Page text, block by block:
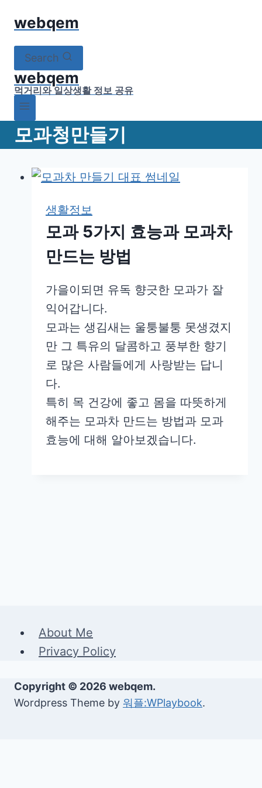
content
webqem
Search
webqem
먹거리와 일상생활 정보 공유
모과청만들기
생활정보
모과 5가지 효능과 모과차
만드는 방법
가을이되면 유독 향긋한 모과가 잘
익어갑니다.
모과는 생김새는 울퉁불퉁 못생겼지
만 그 특유의 달콤하고 풍부한 향기
로 많은 사람들에게 사랑받는 답니
다.
특히 목 건강에 좋고 몸을 따뜻하게
해주는 모과차 만드는 방법과 모과
효능에 대해 알아보겠습니다.
About Me
Privacy Policy
Copyright © 2026 webqem.
Wordpress Theme by 워플:WPlaybook.